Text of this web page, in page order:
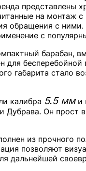
представлены
на монтаж
обращения с
с
барабан,
для
габарита стало
калибра 5.5 мми
Дубрава. Он прост
из прочного
позволяют
дальнейшей